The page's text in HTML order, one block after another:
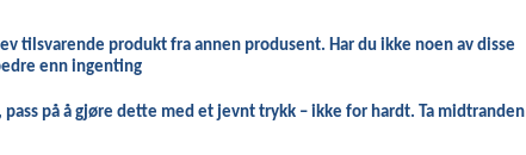
tilsvarende produkt fra annen produsent. Har du ikke noen av disse
enn ingenting
på å gjøre dette med et jevnt trykk – ikke for hardt. Ta midtranden